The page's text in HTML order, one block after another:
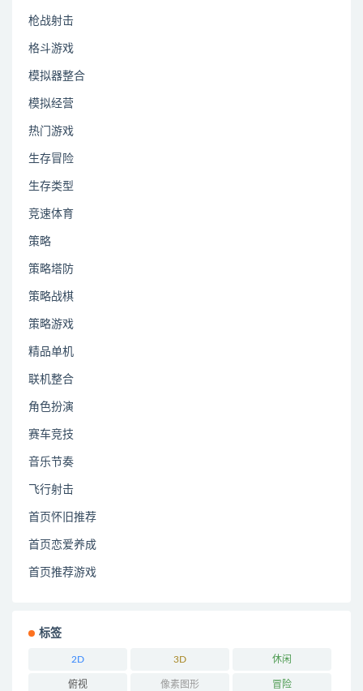
枪战射击
格斗游戏
模拟器整合
模拟经营
热门游戏
生存冒险
生存类型
竞速体育
策略
策略塔防
策略战棋
策略游戏
精品单机
联机整合
角色扮演
赛车竞技
音乐节奏
飞行射击
首页怀旧推荐
首页恋爱养成
首页推荐游戏
标签
2D 3D 休闲
俯视 像素图形 冒险